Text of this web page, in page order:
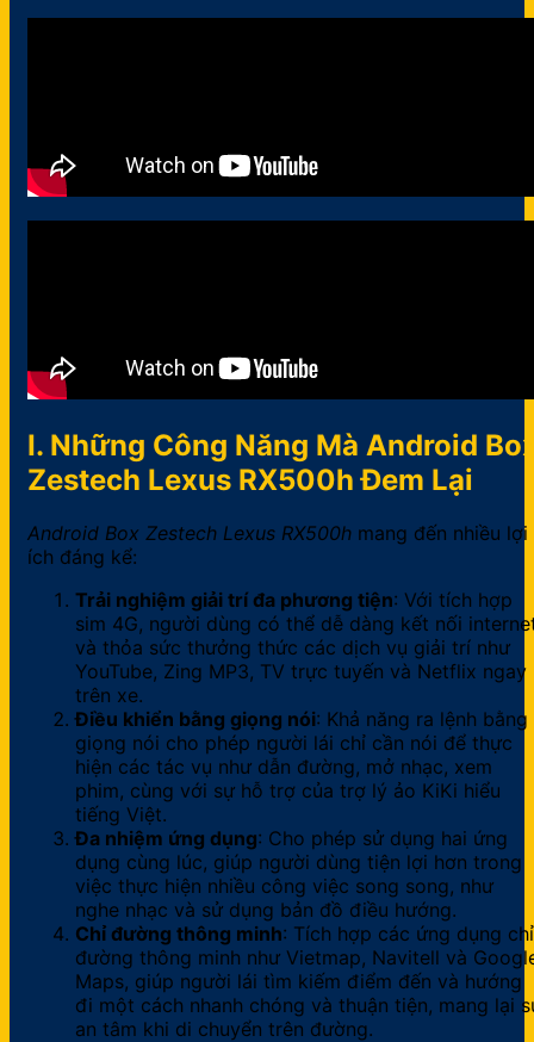
I. Những Công Năng Mà Android
Zestech Lexus RX500h Đem Lại
Android Box Zestech Lexus RX500h mang đến nhiều lợi
ích đáng kể:
Trải nghiệm giải trí đa phương tiện: Với tích hợp
sim 4G, người dùng có thể dễ dàng kết nối
và thỏa sức thưởng thức các dịch vụ giải trí như
YouTube, Zing MP3, TV trực tuyến và Netflix ngay
trên xe.
Điều khiển bằng giọng nói: Khả năng ra lệnh bằng
giọng nói cho phép người lái chỉ cần nói để thực
hiện các tác vụ như dẫn đường, mở nhạc, xem
phim, cùng với sự hỗ trợ của trợ lý ảo KiKi hiểu
tiếng Việt.
Đa nhiệm ứng dụng: Cho phép sử dụng hai ứng
dụng cùng lúc, giúp người dùng tiện lợi hơn trong
việc thực hiện nhiều công việc song song, như
nghe nhạc và sử dụng bản đồ điều hướng.
Chỉ đường thông minh: Tích hợp các ứng dụng chỉ
đường thông minh như Vietmap, Navitell và
Maps, giúp người lái tìm kiếm điểm đến và hướng
đi một cách nhanh chóng và thuận tiện, mang lại
an tâm khi di chuyển trên đường.